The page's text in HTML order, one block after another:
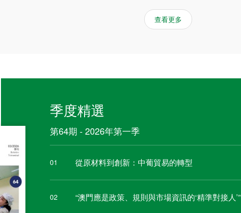
查看更多
季度精選
第64期 - 2026年第一季
01 從原材料到創新：中葡貿易的轉型
02 “澳門應是政策、規則與市場資訊的‘精準對接人’”